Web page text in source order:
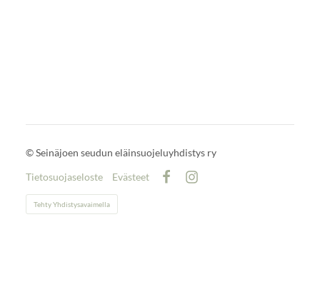
©Seinäjoen seudun eläinsuojeluyhdistys ry
Tietosuojaseloste
Evästeet
Tehty Yhdistysavaimella